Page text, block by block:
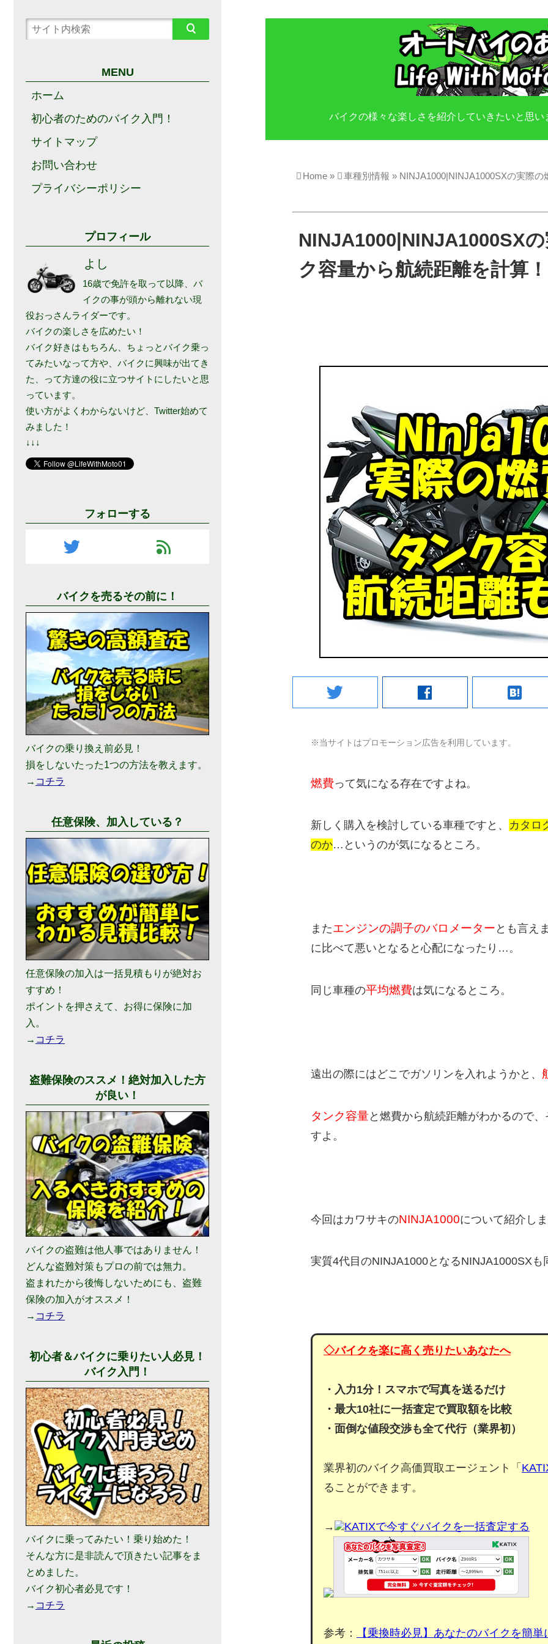
バイクの様々な楽しさを紹介していきたいと思
Home » 車種別情報 » NINJA1000|NINJA1000SXの実際
NINJA1000|NINJA1000SX
ク容量から航続距離を計算！
twitter facebook hatenabookmark
※当サイトはプロモーション広告を利用しています。
燃費って気になる存在ですよね。
新しく購入を検討している車種ですと、 カタロ
のか…というのが気になるところ。
またエンジンの調子のバロメーター とも言え
に比べて悪いとなると心配になったり…。
同じ車種の平均燃費は気になるところ。
遠出の際にはどこでガソリンを入れようかと、
タンク容量と燃費から航続距離がわかるので
すよ。
今回はカワサキのNINJA1000について紹介し
実質4代目のNINJA1000となるNINJA1000SXも
◇バイクを楽に高く売りたいあなたへ
・入力1分！スマホで写真を送るだけ
・最大10社に一括査定で買取額を比較
・面倒な値段交渉も全て代行（業界初）
業界初のバイク高価買取エージェント「
ることができます。
→ KATIXで今すぐバイクを一括査定する
参考： 【乗換時必見】あなたのバイクを簡
MENU
ホーム
初心者のためのバイク入門！
サイトマップ
お問い合わせ
プライバシーポリシー
プロフィール
よし
16歳で免許を取って以降、バ
イクの事が頭から離れない現
役おっさんライダーです。
バイクの楽しさを広めたい！
バイク好きはもちろん、ちょっとバイク乗っ
てみたいなって方や、バイクに興味が出てき
た、って方達の役に立つサイトにしたいと思
っています。
使い方がよくわからないけど、Twitter始めて
みました！
↓↓↓
フォローする
twitter feed
バイクを売るその前に！
バイクの乗り換え前必見！
損をしないたった1つの方法を教えます。
→ コチラ
任意保険、加入している？
任意保険の加入は一括見積もりが絶対お
すすめ！
ポイントを押さえて、お得に保険に加
入。
→ コチラ
盗難保険のススメ！絶対加入した方
が良い！
バイクの盗難は他人事ではありません！
どんな盗難対策もプロの前では無力。
盗まれたから後悔しないためにも、盗難
保険の加入がオススメ！
→ コチラ
初心者＆バイクに乗りたい人必見！
バイク入門！
バイクに乗ってみたい！乗り始めた！
そんな方に是非読んで頂きたい記事をま
とめました。
バイク初心者必見です！
→ コチラ